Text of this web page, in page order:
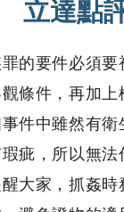
立達點
的要件必須要
條件，再加
件中雖然有衛
疵，所以無法
大家，抓姦時